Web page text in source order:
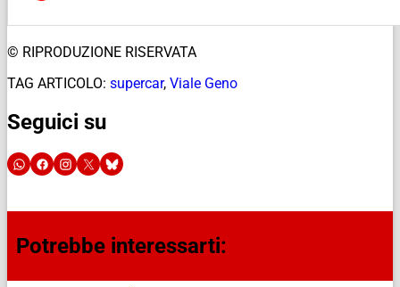
© RIPRODUZIONE RISERVATA
TAG ARTICOLO: supercar, Viale Geno
Seguici su
Potrebbe interessarti: